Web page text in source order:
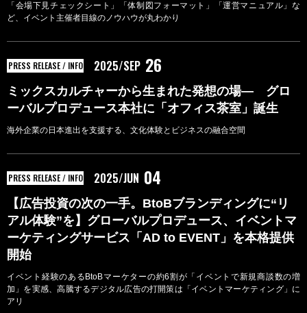
「会場下見チェックシート」「体制図フォーマット」「運営マニュアル」な
ど、イベント主催者目線のノウハウが丸わかり
ミックスカルチャーから生まれた発想の場— グロ
ーバルプロデュース本社に「オフィス茶室」誕生
海外企業の日本進出を支援する、文化体験とビジネスの融合空間
PRESS RELEASE / INFO 2025/SEP 26
【広告投資の次の一手。BtoBブランディングに“リ
アル体験”を】グローバルプロデュース、イベントマ
ーケティングサービス「AD to EVENT」を本格提供
開始
イベント経験のあるBtoBマーケターの約6割が「イベントで新規商談数の増
加」を実感、高騰するデジタル広告の打開策は「イベントマーケティング」に
アリ
PRESS RELEASE / INFO 2025/JUN 04